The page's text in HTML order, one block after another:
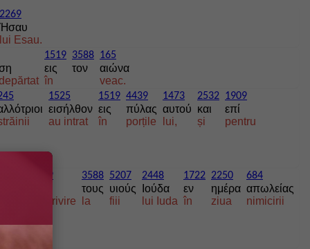
2269
Ήσαυ
lui Esau.
1519
εις
în
3588
τον
165
αιώνα
veac.
1525
εισήλθον
au intrat
1519
εις
în
4439
πύλας
porțile
1473
αυτού
lui,
2532
και
și
1909
επί
pentru
1909
cu privire
3588
τους
la
5207
υιούς
fiii
2448
Ιούδα
lui Iuda
1722
εν
în
2250
ημέρα
ziua
684
απωλείας
nimicirii